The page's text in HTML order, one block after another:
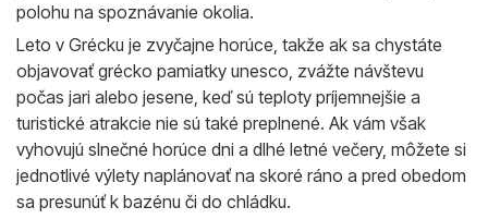
polohu na spoznávanie okolia.
Leto v Grécku je zvyčajne horúce, takže ak sa chystáte
objavovať grécko pamiatky unesco, zvážte návštevu
počas jari alebo jesene, keď sú teploty príjemnejšie a
turistické atrakcie nie sú také preplnené. Ak vám však
vyhovujú slnečné horúce dni a dlhé letné večery, môžete si
jednotlivé výlety naplánovať na skoré ráno a pred obedom
sa presunúť k bazénu či do chládku.